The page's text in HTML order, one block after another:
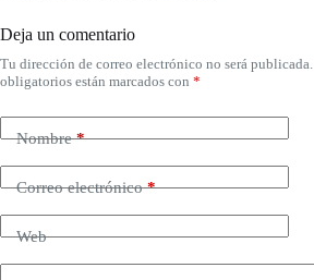
Deja un comentario
Tu dirección de correo electrónico no será publicada.
obligatorios están marcados con *
Nombre*
Correo electrónico*
Web